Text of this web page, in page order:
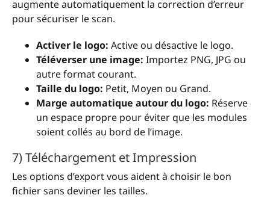
augmente automatiquement la correction d’erreur
pour sécuriser le scan.
Activer le logo: Active ou désactive le logo.
Téléverser une image: Importez PNG, JPG ou
autre format courant.
Taille du logo: Petit, Moyen ou Grand.
Marge automatique autour du logo: Réserve
un espace propre pour éviter que les modules
soient collés au bord de l’image.
7) Téléchargement et Impression
Les options d’export vous aident à choisir le bon
fichier sans deviner les tailles.